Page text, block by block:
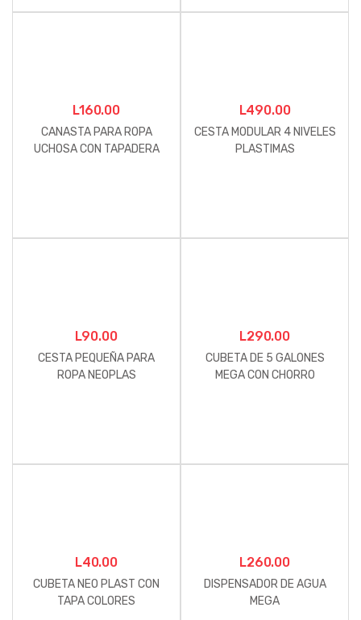
L160.00
CANASTA PARA ROPA
UCHOSA CON TAPADERA
L490.00
CESTA MODULAR 4 NIVELES
PLASTIMAS
L90.00
CESTA PEQUEÑA PARA
ROPA NEOPLAS
L290.00
CUBETA DE 5 GALONES
MEGA CON CHORRO
L40.00
CUBETA NEO PLAST CON
TAPA COLORES
L260.00
DISPENSADOR DE AGUA
MEGA